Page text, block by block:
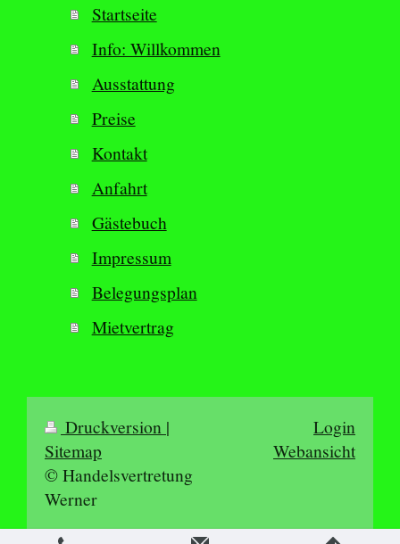
Startseite
Info: Willkommen
Ausstattung
Preise
Kontakt
Anfahrt
Gästebuch
Impressum
Belegungsplan
Mietvertrag
Druckversion |
Sitemap
© Handelsvertretung
Werner
Login
Webansicht